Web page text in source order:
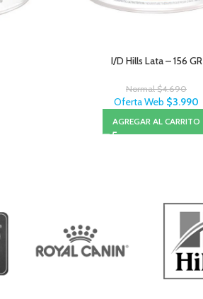
I/D Hills Lata – 156 GR
Normal$4.690
Oferta Web $3.990
AGREGAR AL CARRITO